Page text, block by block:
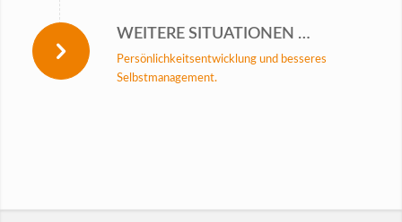
WEITERE SITUATIONEN …
Persönlichkeitsentwicklung und besseres
Selbstmanagement.